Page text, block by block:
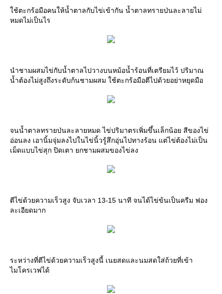
ใช้ตะกร้อมือคนให้น้ำตาลกับไข่เข้ากัน น้ำตาลทรายป่นละลายไม่
หมดไม่เป็นไร
นำชามผสมไข่กับน้ำตาลไปวางบนหม้อน้ำร้อนที่เตรียมไว้ ปริมาณ
น้ำต้องไม่สูงถึงระดับก้นชามผสม ใช้ตะกร้อมือตีไปด้วยอย่าหยุดมือ
จนน้ำตาลทรายป่นละลายหมด ไข่ปริมาตรเพิ่มขึ้นเล็กน้อย สีของไข่
อ่อนลง เอานิ้มจุ่มลงไปในไข่นิ้วรู้สึกอุ่นไปทางร้อน แต่ไข่ต้องไม่เป็น
เม็ดแบบไข่สุก ปิดเตา ยกชามผสมของไข่ลง
ตีไข่ด้วยความเร็วสูง จับเวลา 13-15 นาที จนได้ไข่ข้นเป็นครีม ฟอง
ละเอียดมาก
ระหว่างที่ตีไข่ด้วยความเร็วสูงนี้ เนยสดและนมสดใส่ถ้วยที่เข้า
ไมโครเวฟได้